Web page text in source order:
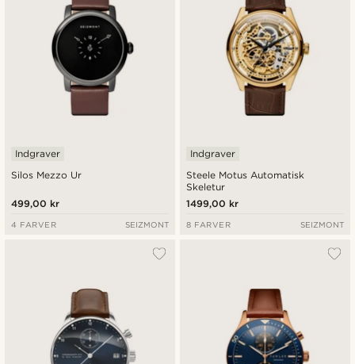
Silos Mezzo Ur
Indgraver
499,00 kr
4 FARVER SEIZMONT
Steele Motus Automatisk
Skeletur
Indgraver
1499,00 kr
8 FARVER SEIZMONT